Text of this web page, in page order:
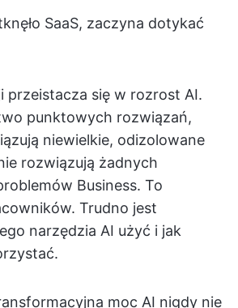
SaaS, zaczyna dotykać
przeistacza się w rozrost AI.
punktowych rozwiązań,
niewielkie, odizolowane
rozwiązują żadnych
Business. To
Trudno jest
narzędzia AI użyć i jak
moc AI nigdy nie